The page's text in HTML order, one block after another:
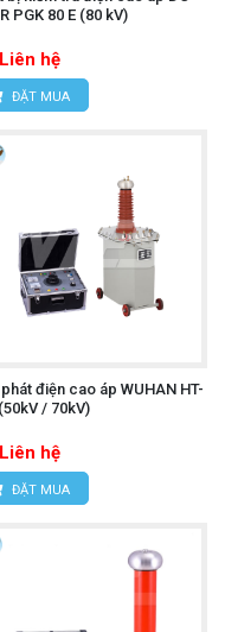
PGK 80 E (80 kV)
Liên hệ
ĐẶT MUA
điện cao áp WUHAN HT-
/ 70kV)
Liên hệ
ĐẶT MUA